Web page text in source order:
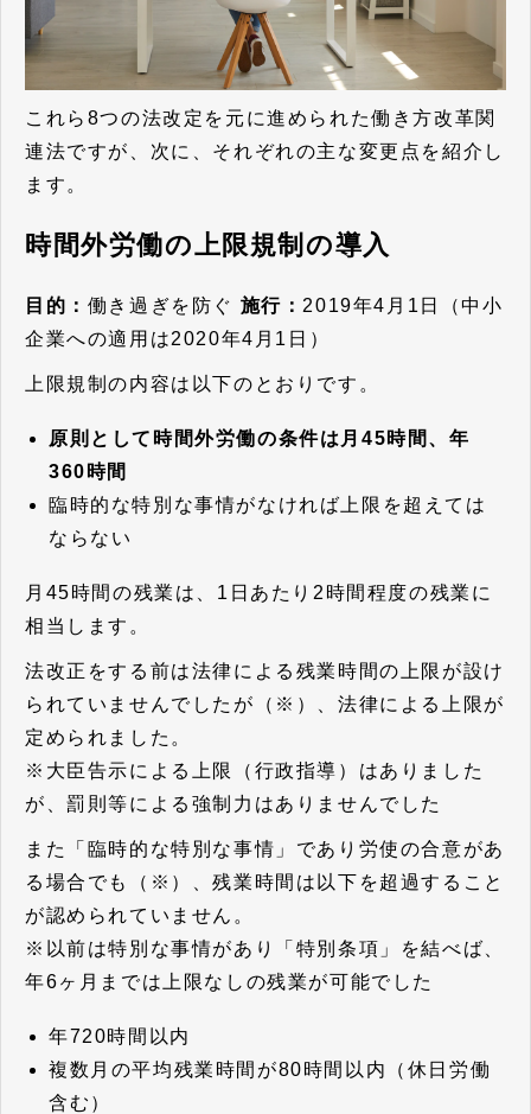
これら8つの法改定を元に進められた働き方改革関
連法ですが、次に、それぞれの主な変更点を紹介し
ます。
時間外労働の上限規制の導入
目的： 働き過ぎを防ぐ 施行： 2019年4月1日（中小
企業への適用は2020年4月1日）
上限規制の内容は以下のとおりです。
原則として時間外労働の条件は月45時間、年
360時間
臨時的な特別な事情がなければ上限を超えては
ならない
月45時間の残業は、1日あたり2時間程度の残業に
相当します。
法改正をする前は法律による残業時間の上限が設け
られていませんでしたが（※）、法律による上限が
定められました。
※大臣告示による上限（行政指導）はありました
が、罰則等による強制力はありませんでした
また「臨時的な特別な事情」であり労使の合意があ
る場合でも（※）、残業時間は以下を超過すること
が認められていません。
※以前は特別な事情があり「特別条項」を結べば、
年6ヶ月までは上限なしの残業が可能でした
年720時間以内
複数月の平均残業時間が80時間以内（休日労働
含む）